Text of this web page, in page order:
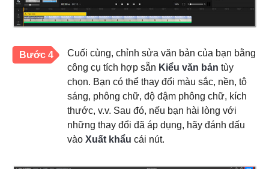
Bước 4
Cuối cùng, chỉnh sửa văn bản của bạn bằng
công cụ tích hợp sẵn Kiểu văn bản tùy
chọn. Bạn có thể thay đổi màu sắc, nền, tô
sáng, phông chữ, độ đậm phông chữ, kích
thước, v.v. Sau đó, nếu bạn hài lòng với
những thay đổi đã áp dụng, hãy đánh dấu
vào Xuất khẩu cái nút.